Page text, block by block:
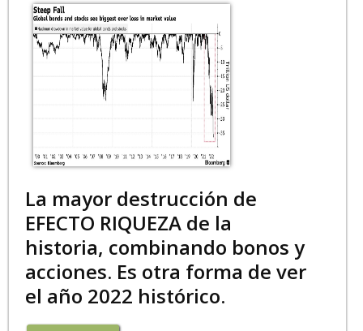
La mayor destrucción de
EFECTO RIQUEZA de la
historia, combinando bonos y
acciones. Es otra forma de ver
el año 2022 histórico.